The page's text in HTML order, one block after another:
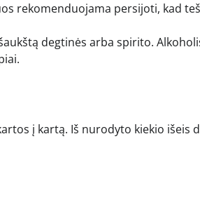
rekomenduojama persijoti, kad
degtinės arba spirito.
į kartą. Iš nurodyto kiekio išeis